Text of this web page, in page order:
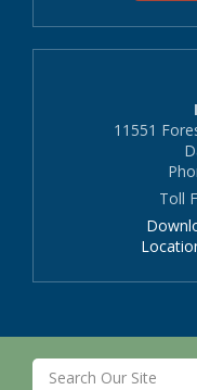
11551
Toll